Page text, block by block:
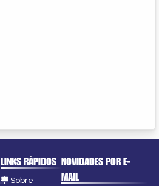
LINKS RÁPIDOS
Sobre
NOVIDADES POR E-
MAIL